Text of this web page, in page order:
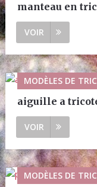
manteau en
VOIR
MODÈLES DE
aiguille a
VOIR
MODÈLES DE